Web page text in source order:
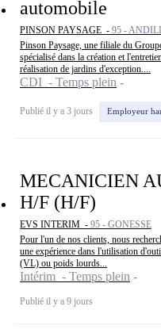
automobile
PINSON PAYSAGE - 95 -
Pinson Paysage, une filiale du
spécialisé dans la création et
réalisation de jardins d'exception....
CDI - Temps plein
Publié il y a 3 jours Employeur
MECANICIEN
H/F (H/F)
EVS INTERIM - 95 - GONESSE
Pour l'un de nos clients, nous
une expérience dans l'utilisation
(VL) ou poids lourds...
Intérim - Temps plein
Publié il y a 9 jours